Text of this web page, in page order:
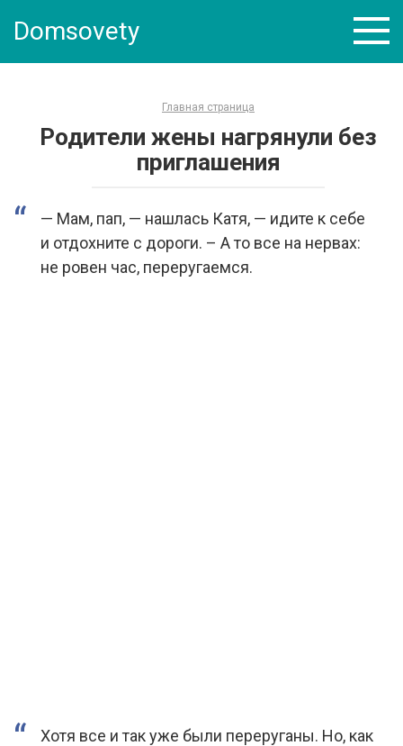
Domsovety
Главная страница
Родители жены нагрянули без
приглашения
— Мам, пап, — нашлась Катя, — идите к себе
и отдохните с дороги. – А то все на нервах:
не ровен час, переругаемся.
Хотя все и так уже были переруганы. Но, как